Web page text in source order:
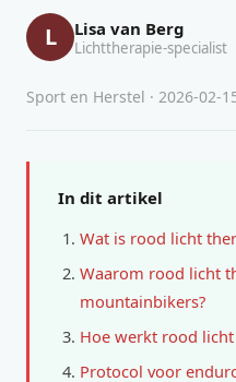
L Lisa van Berg
Lichttherapie-specialist
Sport en Herstel · 2026-02-
In dit artikel
Wat is rood licht
Waarom rood licht
mountainbikers?
Hoe werkt rood
Protocol voor